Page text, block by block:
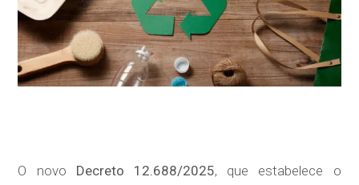
O novo Decreto 12.688/2025, que estabelece o